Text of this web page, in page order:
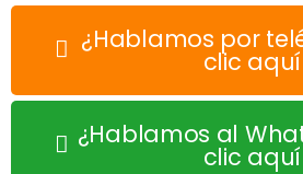
¿Hablamos por
clic aquí
¿Hablamos al
clic aquí